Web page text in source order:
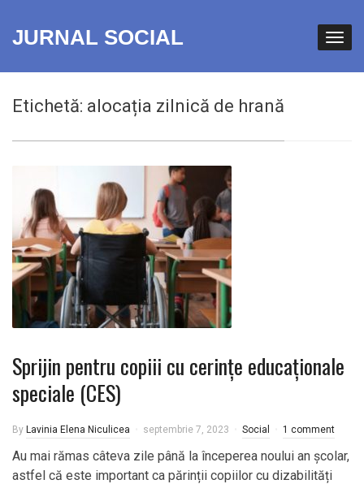
JURNAL SOCIAL
Etichetă: alocația zilnică de hrană
Sprijin pentru copiii cu cerinţe educaţionale
speciale (CES)
By Lavinia Elena Niculicea septembrie 7, 2023 Social 1 comment
Au mai rămas câteva zile până la începerea noului an școlar,
astfel că este important ca părinții copiilor cu dizabilități